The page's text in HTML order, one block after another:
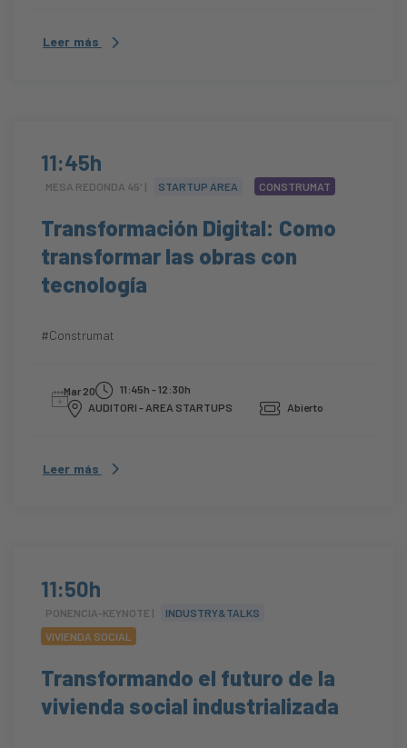
Leer más
11:45h
MESA REDONDA 45' | STARTUP AREA CONSTRUMAT
Transformación Digital: Como
transformar las obras con
tecnología
#Construmat
Mar 20
11:45h - 12:30h
AUDITORI - AREA STARTUPS
Abierto
Leer más
11:50h
PONENCIA-KEYNOTE |
INDUSTRY&TALKS
VIVIENDA SOCIAL
Transformando el futuro de la
vivienda social industrializada